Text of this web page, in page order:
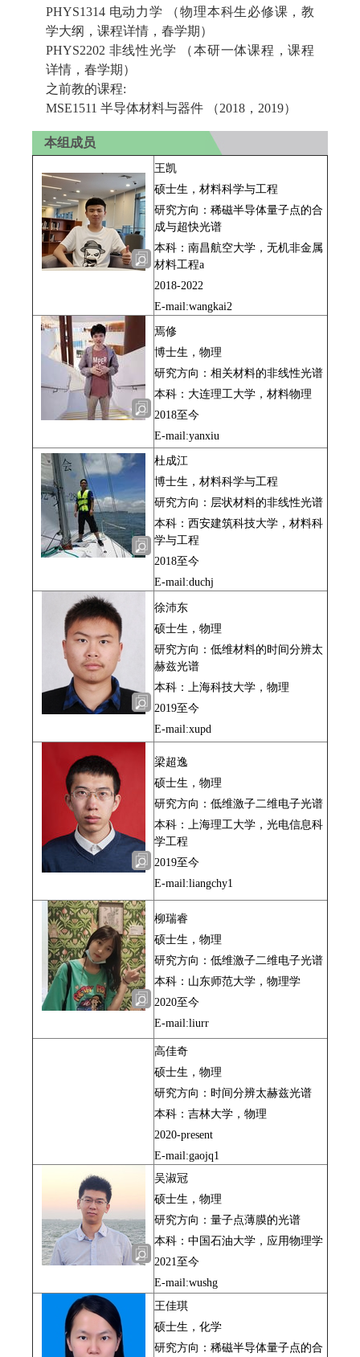
PHYS1314 电动力学 （物理本科生必修课，教
学大纲 ， 课程详情，春学期）
PHYS2202 非线性光学 （本研一体课程，课程
详情，春学期）
之前教的课程:
MSE1511 半导体材料与器件 （2018，2019）
本组成员
王凯
硕士生，材料科学与工程
研究方向：稀磁半导体量子点的合
成与超快光谱
本科：南昌航空大学，无机非金属
材料工程a
2018-2022
E-mail:wangkai2
焉修
博士生，物理
研究方向：相关材料的非线性光谱
本科：大连理工大学，材料物理
2018至今
E-mail:yanxiu
杜成江
博士生，材料科学与工程
研究方向：层状材料的非线性光谱
本科：西安建筑科技大学，材料科
学与工程
2018至今
E-mail:duchj
徐沛东
硕士生，物理
研究方向：低维材料的时间分辨太
赫兹光谱
本科：上海科技大学，物理
2019至今
E-mail:xupd
梁超逸
硕士生，物理
研究方向：低维激子二维电子光谱
本科：上海理工大学，光电信息科
学工程
2019至今
E-mail:liangchy1
柳瑞睿
硕士生，物理
研究方向：低维激子二维电子光谱
本科：山东师范大学，物理学
2020至今
E-mail:liurr
高佳奇
硕士生，物理
研究方向：时间分辨太赫兹光谱
本科：吉林大学，物理
2020-present
E-mail:gaojq1
吴淑冠
硕士生，物理
研究方向：量子点薄膜的光谱
本科：中国石油大学，应用物理学
2021至今
E-mail:wushg
王佳琪
硕士生，化学
研究方向：稀磁半导体量子点的合